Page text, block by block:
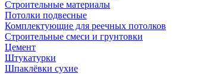
Строительные материалы
Потолки подвесные
Комплектующие для реечных потолков
Строительные смеси и грунтовки
Цемент
Штукатурки
Шпаклёвки сухие